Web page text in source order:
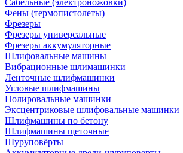
Сабельные (электроножовки)
Фены (термопистолеты)
Фрезеры
Фрезеры универсальные
Фрезеры аккумуляторные
Шлифовальные машины
Вибрационные шлимашинки
Ленточные шлифмашинки
Угловые шлифмашины
Полировальные машинки
Эксцентриковые шлифовальные машинки
Шлифмашины по бетону
Шлифмашины щеточные
Шуруповёрты